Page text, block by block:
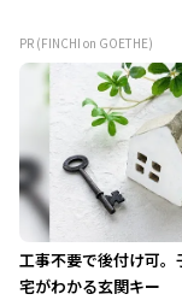
PR (FINCHI on GOETHE)
工事不要で後付け可。
宅がわかる玄関キー